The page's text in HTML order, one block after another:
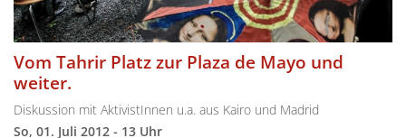
Vom Tahrir Platz zur Plaza de Mayo und
weiter.
Diskussion mit AktivistInnen u.a. aus Kairo und Madrid
So, 01. Juli 2012 - 13 Uhr